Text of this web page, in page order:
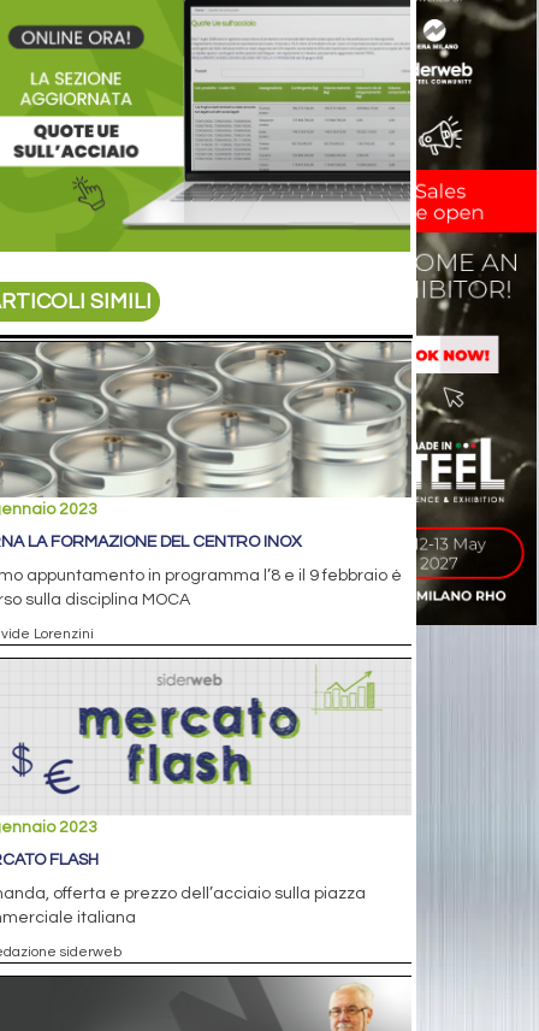
SIMILI
2023
LA FORMAZIONE DEL CENTRO INOX
appuntamento in programma l’8 e il 9 febbraio è
sulla disciplina MOCA
Lorenzini
2023
FLASH
offerta e prezzo dell’acciaio sulla piazza
italiana
siderweb